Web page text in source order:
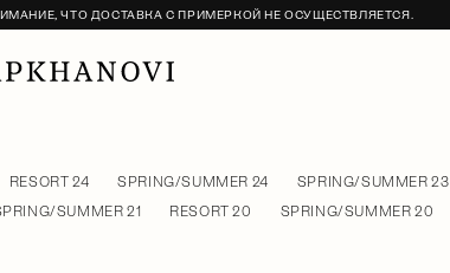
ЧТО ДОСТАВКА С ПРИМЕРКОЙ НЕ ОСУЩЕСТВЛЯЕТСЯ.
RESORT 24 SPRING/SUMMER 24 SPRING/SUMMER 23
SUMMER 21 RESORT 20 SPRING/SUMMER 20